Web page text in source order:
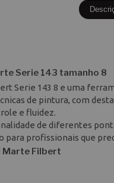
Serie 143 tamanho 8
Serie 143 8 e uma
de pintura, com
e fluidez.
de diferentes
para profissionais que
Marte Filbert